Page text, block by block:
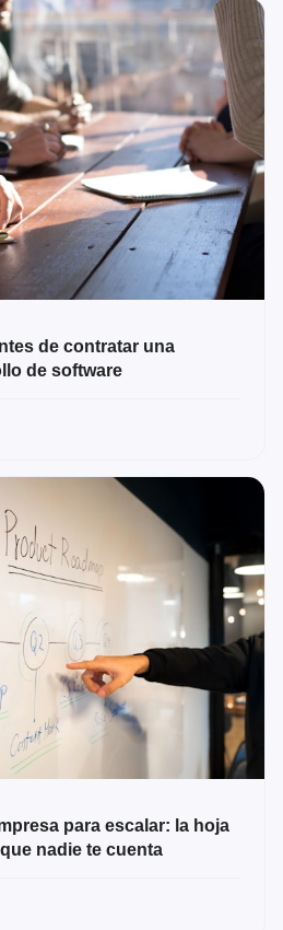
de contratar una
de software
para escalar: la hoja
nadie te cuenta